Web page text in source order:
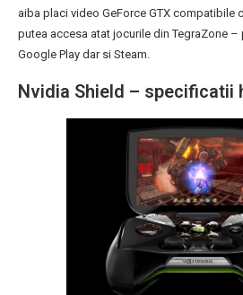
aiba placi video GeForce GTX compatibile
putea accesa atat jocurile din TegraZone
Google Play dar si Steam.
Nvidia Shield – specificatii